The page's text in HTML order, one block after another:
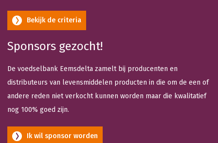
Bekijk de criteria
Sponsors gezocht!
De voedselbank Eemsdelta zamelt bij producenten en
distributeurs van levensmiddelen producten in die om de een of
andere reden niet verkocht kunnen worden maar die kwalitatief
nog 100% goed zijn.
Ik wil sponsor worden